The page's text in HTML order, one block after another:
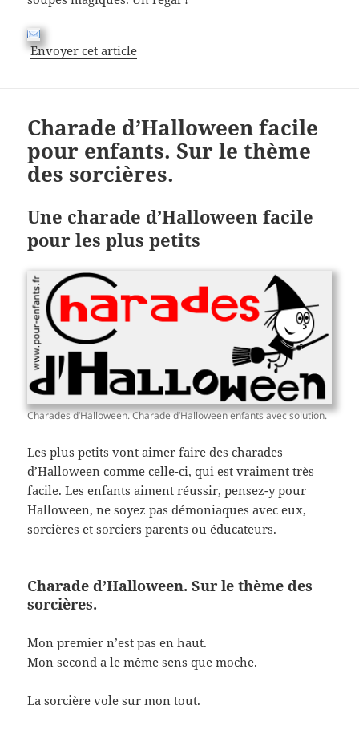
Envoyer cet article
Charade d’Halloween facile
pour enfants. Sur le thème
des sorcières.
Une charade d’Halloween facile
pour les plus petits
Charades d’Halloween. Charade d’Halloween enfants avec solution.
Les plus petits vont aimer faire des charades
d’Halloween comme celle-ci, qui est vraiment très
facile. Les enfants aiment réussir, pensez-y pour
Halloween, ne soyez pas démoniaques avec eux,
sorcières et sorciers parents ou éducateurs.
Charade d’Halloween. Sur le thème des
sorcières.
Mon premier n’est pas en haut.
Mon second a le même sens que moche.
La sorcière vole sur mon tout.